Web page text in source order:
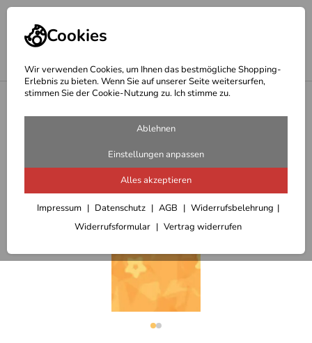
Cookies
Wir verwenden Cookies, um Ihnen das bestmögliche Shopping-
Erlebnis zu bieten. Wenn Sie auf unserer Seite weitersurfen,
stimmen Sie der Cookie-Nutzung zu. Ich stimme zu.
Ablehnen
Einstellungen anpassen
Alles akzeptieren
Impressum Datenschutz AGB
Widerrufsbelehrung
Widerrufsformular
Vertrag widerrufen
Schals-Mützen-Handschuhe